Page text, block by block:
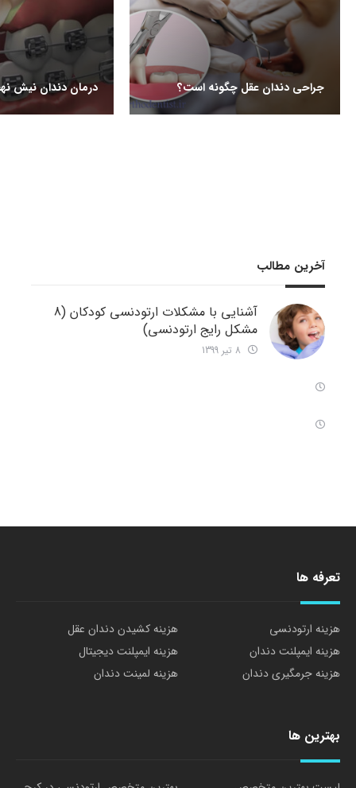
جراحی دندان عقل چگونه است؟ درمان دندان نیش
آخرین مطالب
آشنایی با مشکلات ارتودنسی کودکان (8
مشکل رایج ارتودنسی)
تعرفه ها
هزینه ارتودنسی
هزینه کشیدن دندان عقل
هزینه ایمپلنت دندان
هزینه ایمپلنت دیجیتال
هزینه جرمگیری دندان
هزینه لمینت دندان
بهترین ها